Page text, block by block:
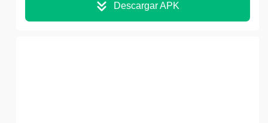
Descargar APK